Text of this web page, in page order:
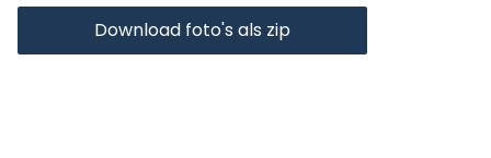
Download foto's als zip